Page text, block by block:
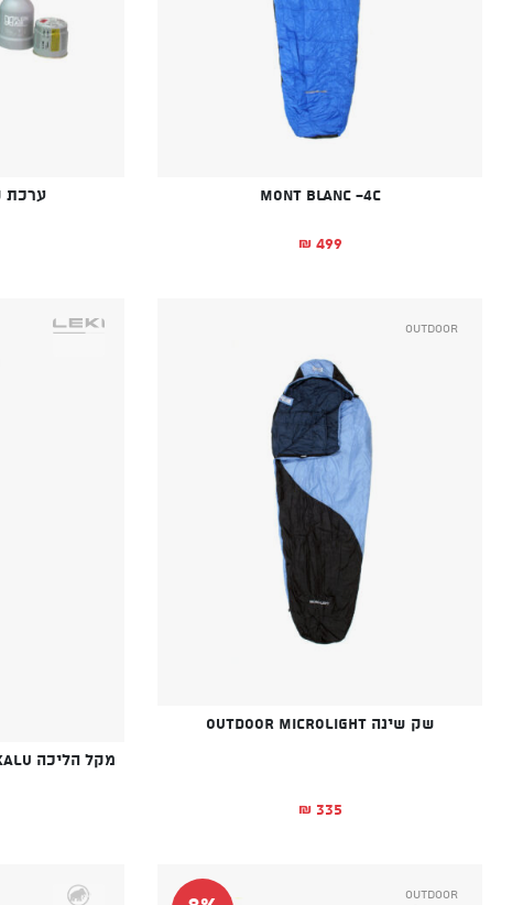
Mont Blanc -4C
₪ 499
ערכת
Outdoor
שק שינה OUTDOOR Microlight
₪ 335
מקל הליכה LEKI WANDERFREUND MAKALU
Outdoor